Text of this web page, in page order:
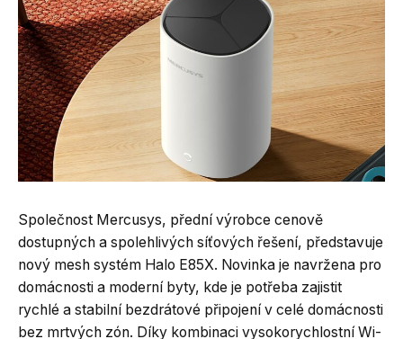
Společnost Mercusys, přední výrobce cenově
dostupných a spolehlivých síťových řešení, představuje
nový mesh systém Halo E85X. Novinka je navržena pro
domácnosti a moderní byty, kde je potřeba zajistit
rychlé a stabilní bezdrátové připojení v celé domácnosti
bez mrtvých zón. Díky kombinaci vysokorychlostní Wi-